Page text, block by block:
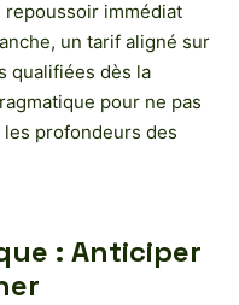
repoussoir immédiat
un tarif aligné sur
qualifiées dès la
pour ne pas
les profondeurs des
: Anticiper